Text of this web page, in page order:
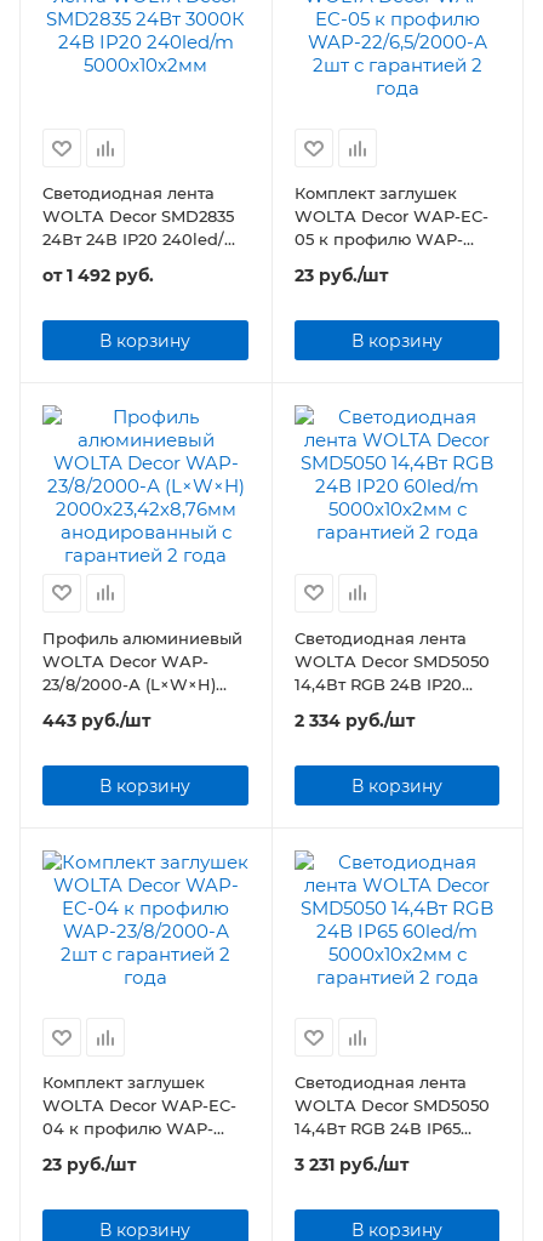
Светодиодная лента
WOLTA Decor SMD2835
24Вт 24В IP20 240led/m
от1 492 руб.
В корзину
Комплект заглушек
WOLTA Decor WAP-EC-
05 к профилю WAP-
22/6,5/2000-А 2шт
23руб./шт
В корзину
Профиль алюминиевый
WOLTA Decor WAP-
23/8/2000-А (L×W×H)
2000х23,42х8,76мм
анодированный
443 руб./шт
В корзину
Светодиодная лента
WOLTA Decor SMD5050
14,4Вт RGB 24В IP20
60led/m 5000х10х2мм
2 334руб./шт
В корзину
Комплект заглушек
WOLTA Decor WAP-EC-
04 к профилю WAP-
23/8/2000-А 2шт
23 руб./шт
В корзину
Светодиодная лента
WOLTA Decor SMD5050
14,4Вт RGB 24В IP65
60led/m 5000х10х2мм
3 231руб./шт
В корзину